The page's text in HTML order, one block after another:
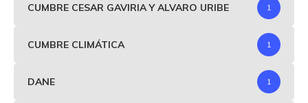
CUMBRE CESAR GAVIRIA Y ALVARO URIBE 1
CUMBRE CLIMÁTICA 1
DANE 1